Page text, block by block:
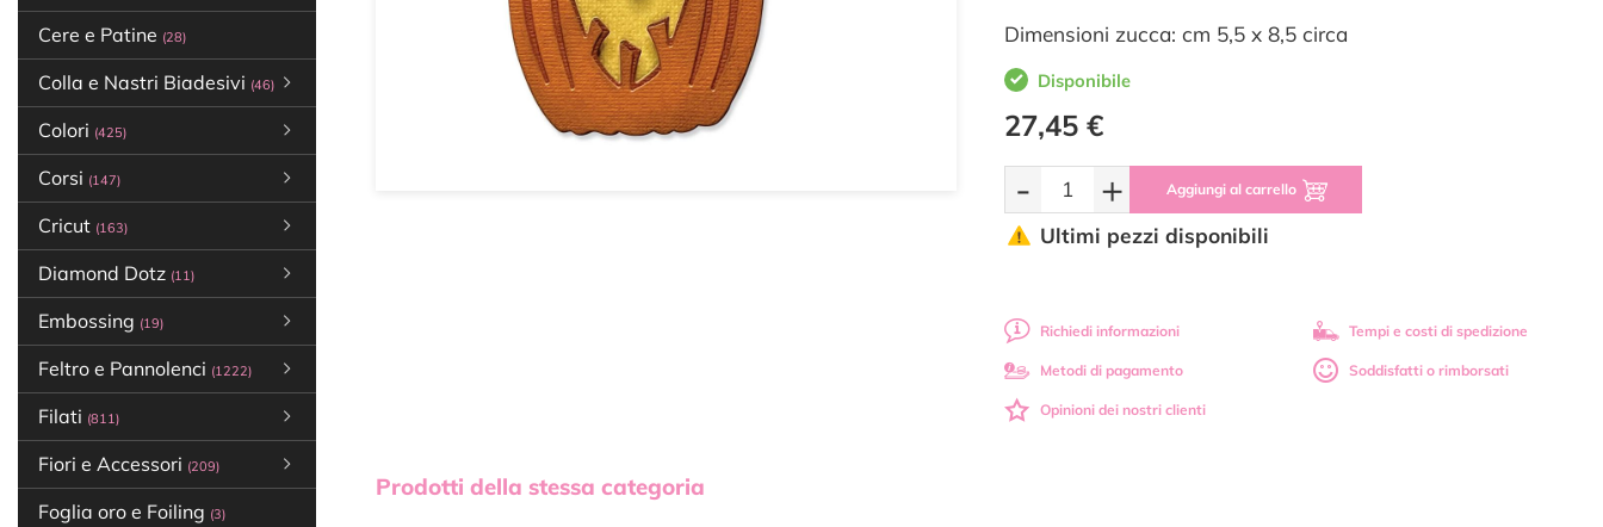
Cere e Patine (28)
Colla e Nastri Biadesivi (46)
Colori (425)
Corsi (147)
Cricut (163)
Diamond Dotz (11)
Embossing (19)
Feltro e Pannolenci (1222)
Filati (811)
Fiori e Accessori (209)
Foglia oro e Foiling (3)
Dimensioni zucca: cm 5,5 x 8,5 circa
Disponibile
27,45 €
- + Aggiungi al carrello
Ultimi pezzi disponibili
Richiedi informazioni Tempi e costi di spedizione
Metodi di pagamento Soddisfatti o rimborsati
Opinioni dei nostri clienti
Prodotti della stessa categoria